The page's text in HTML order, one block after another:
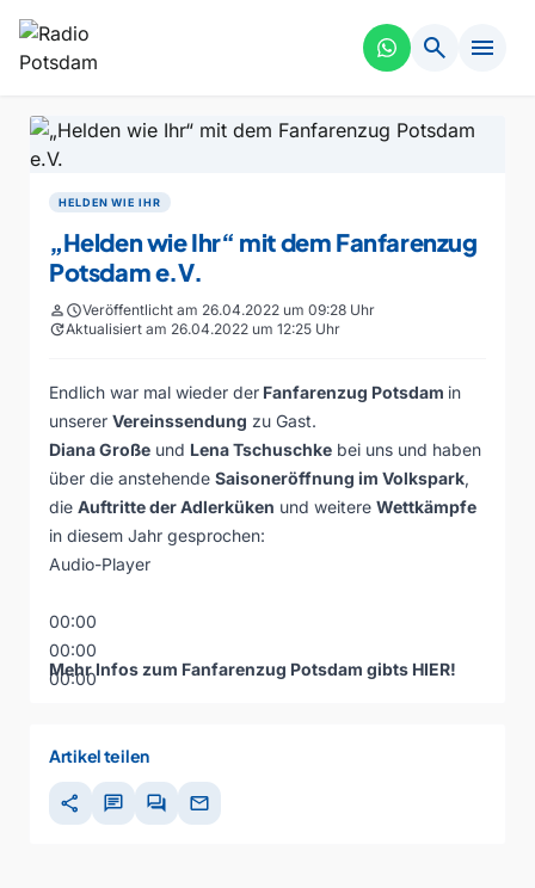
search menu
HELDEN WIE IHR
„Helden wie Ihr“ mit dem Fanfarenzug
Potsdam e.V.
personscheduleVeröffentlicht am 26.04.2022 um 09:28 Uhr
updateAktualisiert am 26.04.2022 um 12:25 Uhr
Endlich war mal wieder der Fanfarenzug Potsdam in
unserer Vereinssendung zu Gast.
Diana Große und Lena Tschuschke bei uns und haben
über die anstehende Saisoneröffnung im Volkspark,
die Auftritte der Adlerküken und weitere Wettkämpfe
in diesem Jahr gesprochen:
Audio-Player
00:00
00:00
00:00
Mehr Infos zum Fanfarenzug Potsdam gibts HIER!
Artikel teilen
share chat forum mail